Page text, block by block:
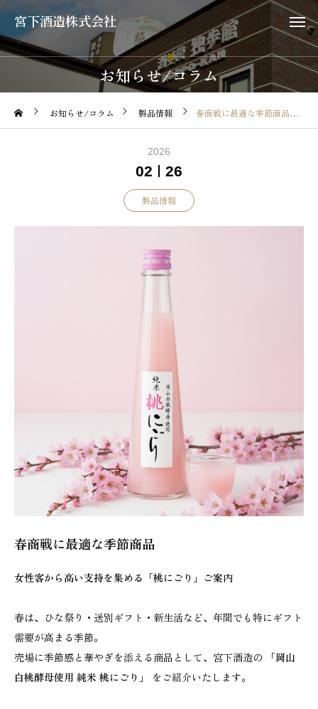
宮下酒造株式会社
お知らせ/コラム
お知らせ/コラム 製品情報 春商戦に最適な季節商品
2026
02 26
製品情報
春商戦に最適な季節商品
女性客から高い支持を集める「桃にごり」ご案内
春は、ひな祭り・送別ギフト・新生活など、年間でも特にギフト
需要が高まる季節。
売場に季節感と華やぎを添える商品として、宮下酒造の
「岡山
白桃酵母使用 純米 桃にごり」
をご紹介いたします。